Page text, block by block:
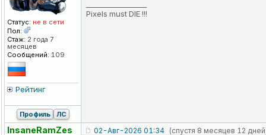
Статус: не в сети
Пол:
Стаж: 2 года 7
месяцев
Сообщений: 109
Рейтинг
Pixels must DIE !!!
Профиль ЛС
InsaneRamZes 02-Авг-2026 01:34 (спустя 8 месяцев 12